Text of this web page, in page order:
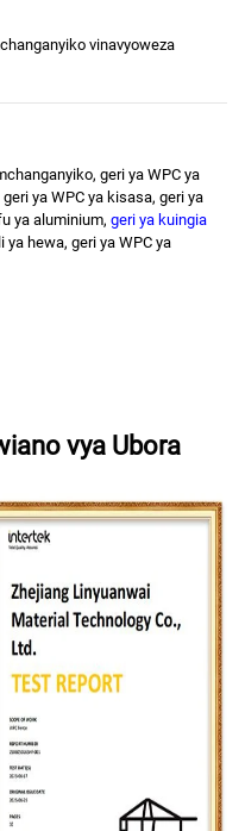
vinavyoweza
geri ya WPC ya
ya WPC ya kisasa, geri ya
ya aluminium, geri ya kuingia
ya hewa, geri ya WPC ya
vya Ubora